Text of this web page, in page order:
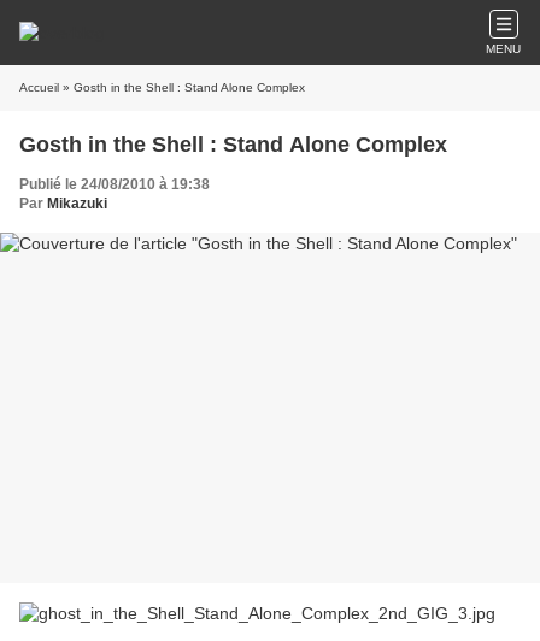
MENU
Accueil » Gosth in the Shell : Stand Alone Complex
Gosth in the Shell : Stand Alone Complex
Publié le 24/08/2010 à 19:38
Par Mikazuki